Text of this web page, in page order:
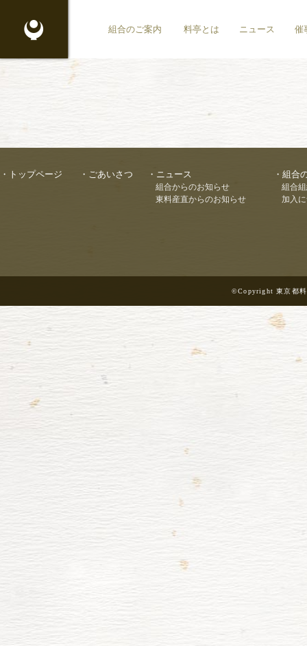
組合のご案内
料亭とは ニュース 催
トップページ ごあいさつ ニュース
組合からのお知らせ
東料産直からのお知らせ
組合
組合
加入
©Copyright 東京都